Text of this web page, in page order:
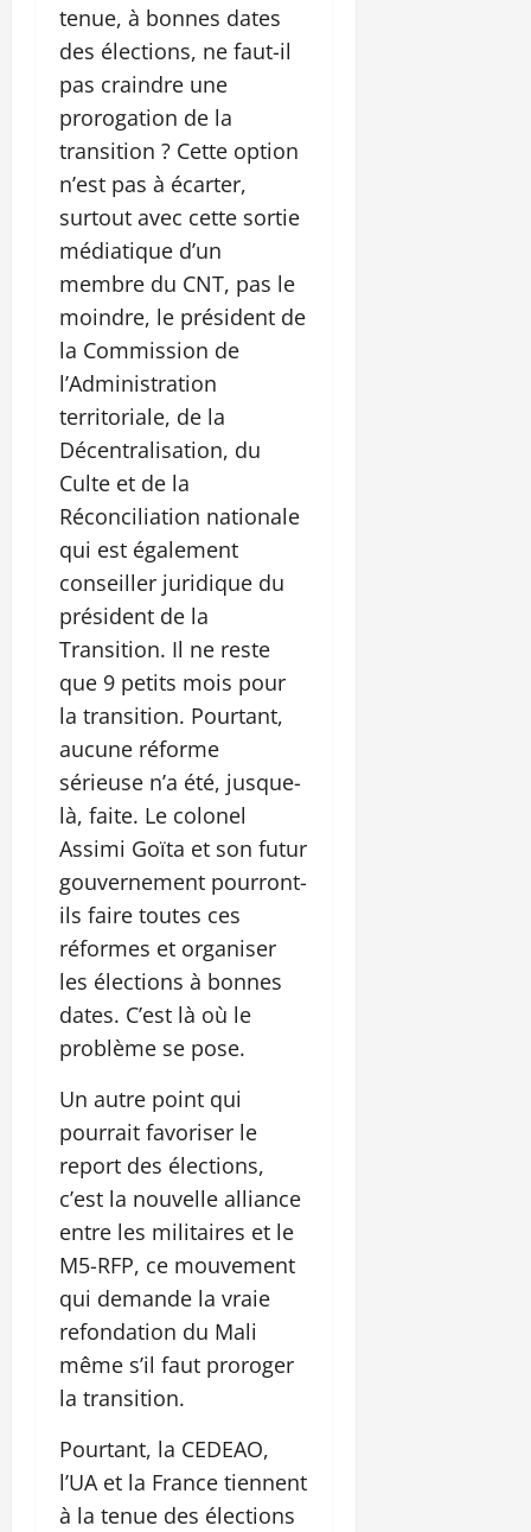
tenue, à bonnes dates
des élections, ne faut-il
pas craindre une
prorogation de la
transition ? Cette option
n’est pas à écarter,
surtout avec cette sortie
médiatique d’un
membre du CNT, pas le
moindre, le président de
la Commission de
l’Administration
territoriale, de la
Décentralisation, du
Culte et de la
Réconciliation nationale
qui est également
conseiller juridique du
président de la
Transition. Il ne reste
que 9 petits mois pour
la transition. Pourtant,
aucune réforme
sérieuse n’a été, jusque-
là, faite. Le colonel
Assimi Goïta et son futur
gouvernement pourront-
ils faire toutes ces
réformes et organiser
les élections à bonnes
dates. C’est là où le
problème se pose.
Un autre point qui
pourrait favoriser le
report des élections,
c’est la nouvelle alliance
entre les militaires et le
M5-RFP, ce mouvement
qui demande la vraie
refondation du Mali
même s’il faut proroger
la transition.
Pourtant, la CEDEAO,
l’UA et la France tiennent
à la tenue des élections